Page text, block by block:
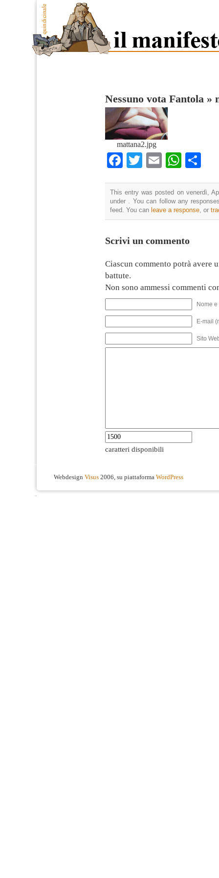
Nessuno vota Fantola »
mattana2.jpg
Facebook
TwitterEmail
This entry was posted on venerdì,
under . You can follow any
feed. You can leave a response, or
Scrivi un commento
Ciascun commento potrà avere
battute.
Non sono ammessi commenti
Nome
E-mail
Sito
caratteri disponibili
Webdesign Visus 2006, su piattaforma WordPress